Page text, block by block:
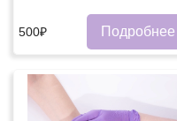
500₽ Подробнее